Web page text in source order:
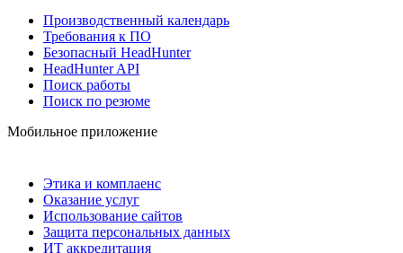
Производственный календарь
Требования к ПО
Безопасный HeadHunter
HeadHunter API
Поиск работы
Поиск по резюме
Мобильное приложение
Этика и комплаенс
Оказание услуг
Использование сайтов
Защита персональных данных
ИТ аккредитация